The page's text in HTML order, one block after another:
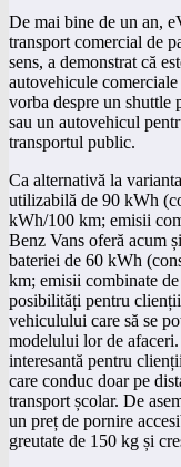
De mai bine de un an,
transport comercial de
sens, a demonstrat că
autovehicule
vorba despre un shuttle
sau un autovehicul
transportul public.
Ca alternativă la
utilizabilă de 90 kWh
kWh/100 km; emisii
Benz Vans oferă acum
bateriei de 60 kWh
km; emisii combinate
posibilități pentru
vehiculului care să se
modelului lor de
interesantă pentru
care conduc doar pe
transport școlar. De
un preț de pornire
greutate de 150 kg și